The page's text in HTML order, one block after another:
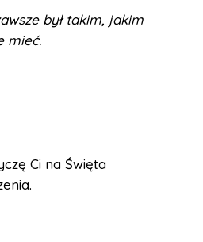
był takim, jakim
mieć.
Ci na Święta